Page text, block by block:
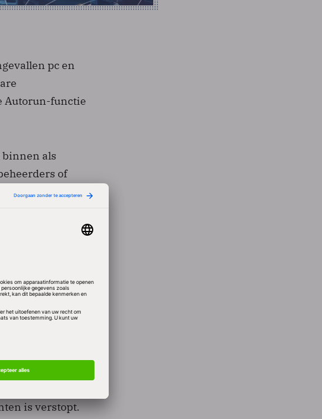
pc en
Autorun-functie
binnen als
of
bevatten om
SMTP- en
er
zijn computer
geïnstalleerd
Adobe
het overigens
Didier
kan worden
is verstopt.